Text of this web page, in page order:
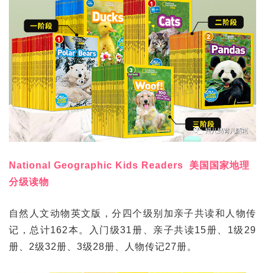
National Geographic Kids Readers 美国国家地理
分级读物
自然人文动物英文版，分四个级别加亲子共读和人物传
记，总计162本。入门级31册、亲子共读15册、1级29
册、2级32册、3级28册、人物传记27册。